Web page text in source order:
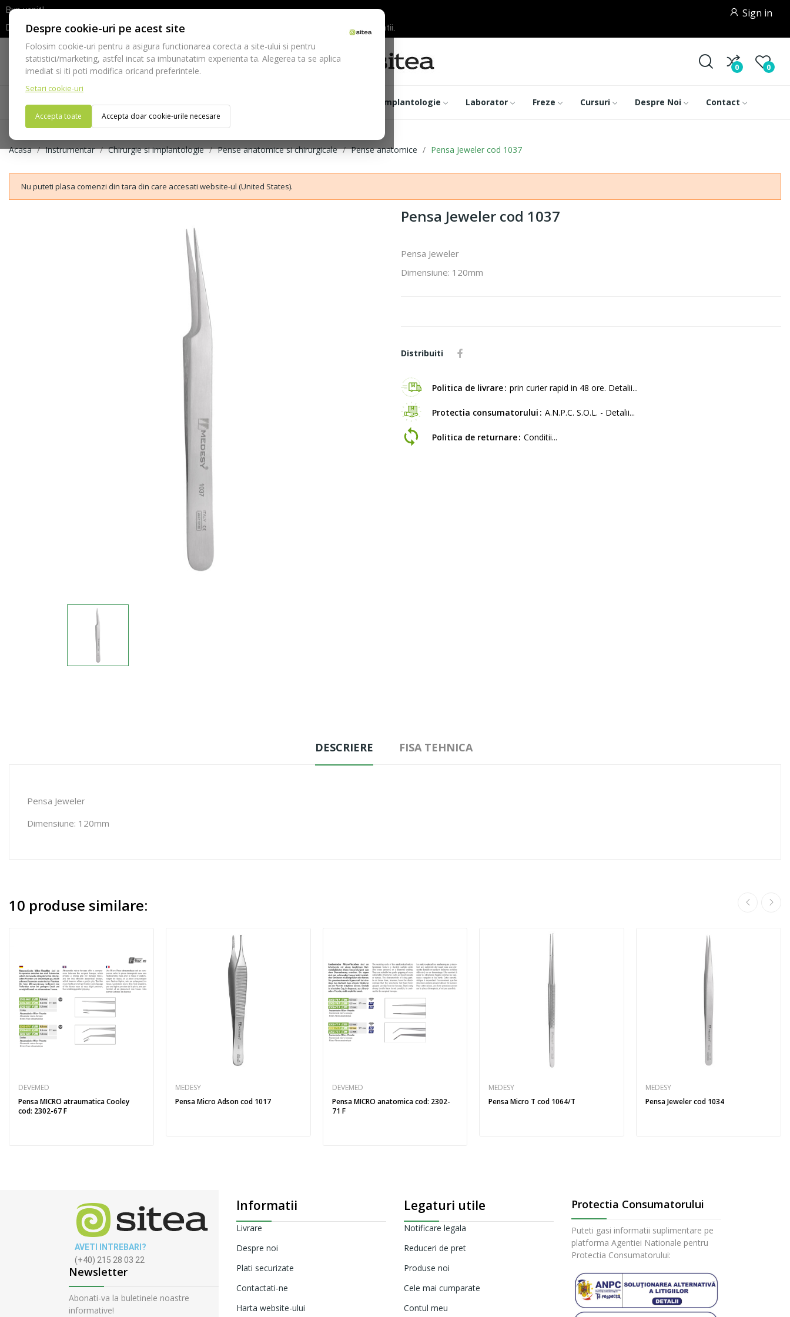
Despre cookie-uri pe acest site
Folosim cookie-uri pentru a asigura functionarea corecta a site-ului si pentru
statistici/marketing, astfel incat sa imbunatatim experienta ta. Alegerea ta se aplica
imediat si iti poti modifica oricand preferintele.
Setari cookie-uri
Accepta toate Accepta doar cookie-urile necesare
Bun venit!
Dupa efectuarea comenzii va rugam sa asteptati confirmarea stocurilor inainte de efectuarea platii.
Sign in
Telefon:
021-528 03 23
0 0
Acasa Consumabile Echipamente Implantologie Laborator Freze Cursuri Despre Noi Contact
Acasa Instrumentar Chirurgie si implantologie Pense anatomice si chirurgicale Pense anatomice Pensa Jeweler cod 1037
Nu puteti plasa comenzi din tara din care accesati website-ul (United States).
Pensa Jeweler cod 1037
Pensa Jeweler
Dimensiune: 120mm
Distribuiti
Politica de livrare prin curier rapid in 48 ore. Detalii...
Protectia consumatorului A.N.P.C. S.O.L. - Detalii...
Politica de returnare Conditii...
DESCRIERE FISA TEHNICA
Pensa Jeweler
Dimensiune: 120mm
10 produse similare:
DEVEMED
Pensa MICRO atraumatica Cooley
cod: 2302-67 F
MEDESY
Pensa Micro Adson cod 1017
DEVEMED
Pensa MICRO anatomica cod: 2302-
71 F
MEDESY
Pensa Micro T cod 1064/T
MEDESY
Pensa Jeweler cod 1034
AVETI INTREBARI?
(+40) 215 28 03 22
Newsletter
Abonati-va la buletinele noastre
informative!
Informatii
Livrare
Despre noi
Plati securizate
Contactati-ne
Harta website-ului
Legaturi utile
Notificare legala
Reduceri de pret
Produse noi
Cele mai cumparate
Contul meu
Protectia Consumatorului
Puteti gasi informatii suplimentare pe
platforma Agentiei Nationale pentru
Protectia Consumatorului: